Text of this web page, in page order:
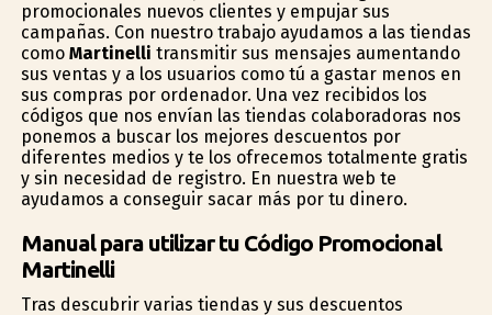
promocionales nuevos clientes y empujar sus
campañas. Con nuestro trabajo ayudamos a las tiendas
como Martinelli transmitir sus mensajes aumentando
sus ventas y a los usuarios como tú a gastar menos en
sus compras por ordenador. Una vez recibidos los
códigos que nos envían las tiendas colaboradoras nos
ponemos a buscar los mejores descuentos por
diferentes medios y te los ofrecemos totalmente gratis
y sin necesidad de registro. En nuestra web te
ayudamos a conseguir sacar más por tu dinero.
Manual para utilizar tu Código Promocional
Martinelli
Tras descubrir varias tiendas y sus descuentos